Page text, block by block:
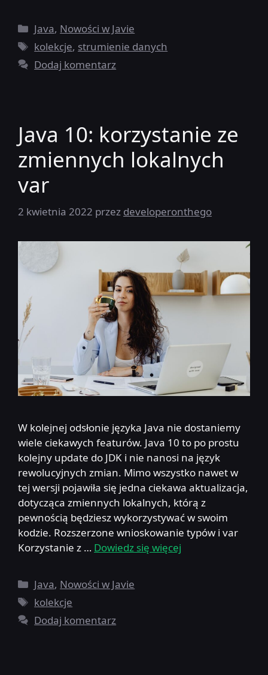
Kategorie
Java, Nowości w Javie
Tagi
kolekcje, strumienie danych
Dodaj komentarz
Java 10: korzystanie ze
zmiennych lokalnych
var
2 kwietnia 2022 przez developeronthego
W kolejnej odsłonie języka Java nie dostaniemy
wiele ciekawych featurów. Java 10 to po prostu
kolejny update do JDK i nie nanosi na język
rewolucyjnych zmian. Mimo wszystko nawet w
tej wersji pojawiła się jedna ciekawa aktualizacja,
dotycząca zmiennych lokalnych, którą z
pewnością będziesz wykorzystywać w swoim
kodzie. Rozszerzone wnioskowanie typów i var
Korzystanie z … Dowiedz się więcej
Kategorie
Java, Nowości w Javie
Tagi
kolekcje
Dodaj komentarz